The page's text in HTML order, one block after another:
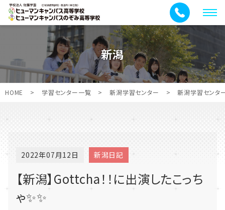
メ
ニ
ュ
ー
新潟
HOME > 学習センター一覧 > 新潟学習センター > 新潟学習センタ
2022年07月12日 新潟日記
【新潟】Gottcha！！に出演したこっち
ゃ✨✨